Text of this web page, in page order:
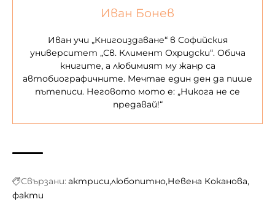
Иван Бонев
Иван учи „Книгоиздаване“ в Софийския
университет „Св. Климент Охридски“. Обича
книгите, а любимият му жанр са
автобиографичните. Мечтае един ден да пише
пътеписи. Неговото мото е: „Никога не се
предавай!“
Свързани: актриси любопитно Невена Коканова
факти